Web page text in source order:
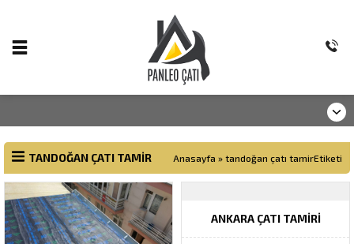
TANDOĞAN ÇATI TAMIR Anasayfa » tandoğan çatı tamirEtiketi
ANKARA ÇATI TAMIRI